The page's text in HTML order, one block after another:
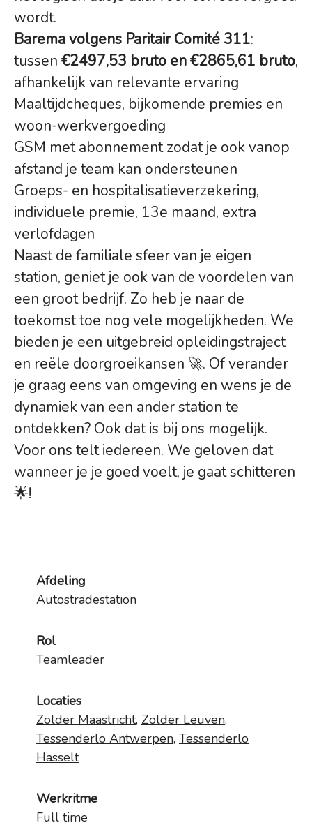
wordt.
Barema volgens Paritair Comité 311:
tussen €2497,53 bruto en €2865,61 bruto,
afhankelijk van relevante ervaring
Maaltijdcheques, bijkomende premies en
woon-werkvergoeding
GSM met abonnement zodat je ook vanop
afstand je team kan ondersteunen
Groeps- en hospitalisatieverzekering,
individuele premie, 13e maand, extra
verlofdagen
Naast de familiale sfeer van je eigen
station, geniet je ook van de voordelen van
een groot bedrijf. Zo heb je naar de
toekomst toe nog vele mogelijkheden. We
bieden je een uitgebreid opleidingstraject
en reële doorgroeikansen 🚀. Of verander
je graag eens van omgeving en wens je de
dynamiek van een ander station te
ontdekken? Ook dat is bij ons mogelijk.
Voor ons telt iedereen. We geloven dat
wanneer je je goed voelt, je gaat schitteren
🌟!
Afdeling
Autostradestation
Rol
Teamleader
Locaties
Zolder Maastricht, Zolder Leuven,
Tessenderlo Antwerpen, Tessenderlo
Hasselt
Werkritme
Full time